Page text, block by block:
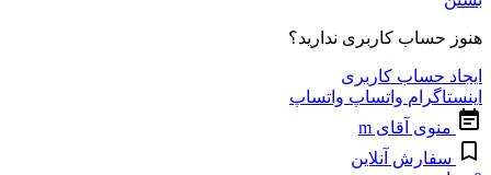
هنوز حساب کاربری ندارید؟
ایجاد حساب کاربری
اینستاگرام واتساپ واتساپ
منوی آقای m
سفارش آنلاین